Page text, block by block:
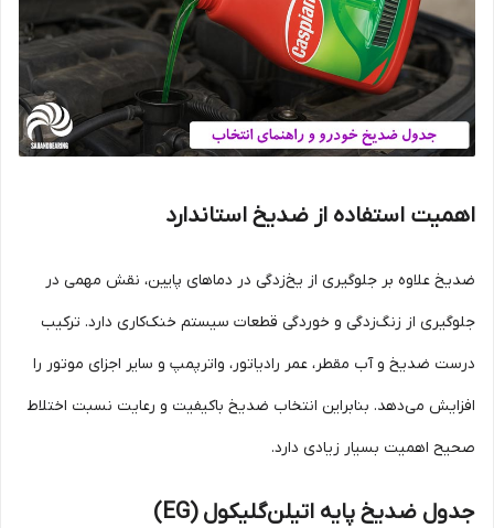
اهمیت استفاده از ضدیخ استاندارد
ضدیخ علاوه بر جلوگیری از یخ‌زدگی در دماهای پایین، نقش مهمی در
جلوگیری از زنگ‌زدگی و خوردگی قطعات سیستم خنک‌کاری دارد. ترکیب
درست ضدیخ و آب مقطر، عمر رادیاتور، واترپمپ و سایر اجزای موتور را
افزایش می‌دهد. بنابراین انتخاب ضدیخ باکیفیت و رعایت نسبت اختلاط
صحیح اهمیت بسیار زیادی دارد.
جدول ضدیخ پایه اتیلن‌گلیکول (EG)